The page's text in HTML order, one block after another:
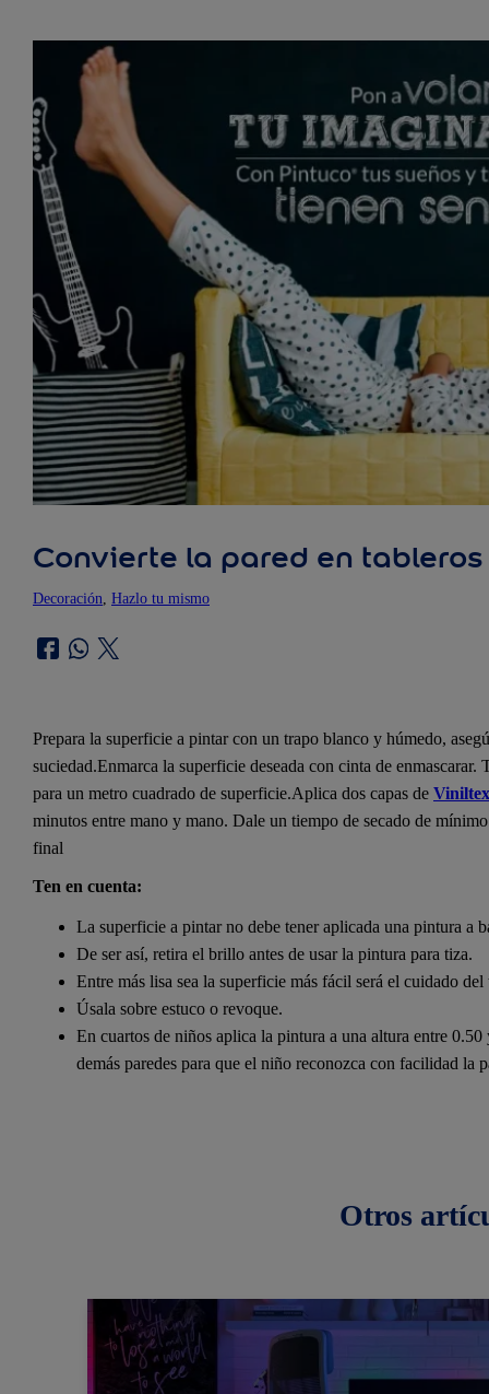
Convierte la pared en
Decoración Hazlo tu mismo
Prepara la superficie a pintar con un trapo blanco y húmedo,
suciedad.Enmarca la superficie deseada con cinta de
para un metro cuadrado de superficie.Aplica dos capas de
minutos entre mano y mano. Dale un tiempo de secado de
final
Ten en cuenta:
La superficie a pintar no debe tener aplicada una pintura a
De ser así, retira el brillo antes de usar la pintura para tiza.
Entre más lisa sea la superficie más fácil será el cuidado del
Úsala sobre estuco o revoque.
En cuartos de niños aplica la pintura a una altura entre
demás paredes para que el niño reconozca con facilidad la
Otros